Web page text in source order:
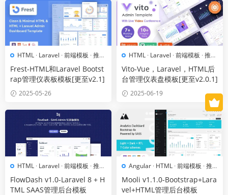
HTML · Laravel ·前端模板 ·推荐
Frest-HTML和Laravel Bootst
rap管理仪表板模板[更至v2.1]
2025-05-26
HTML · Laravel ·前端模板 ·推荐
Vito-Vue，Laravel，HTML后
台管理仪表盘模板[更至v2.0.1]
2025-06-19
HTML · Laravel ·前端模板 ·推荐
FlowDash v1.0-Laravel 8 + H
TML SAAS管理后台模板
Angular · HTML ·前端模板 ·推
荐模板
Mooli v1.1.0-Bootstrap+Lara
vel+HTML管理后台模板